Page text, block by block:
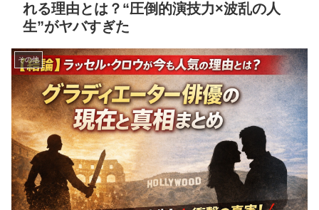
れる理由とは？“圧倒的演技力×波乱の人
生”がヤバすぎた
その他